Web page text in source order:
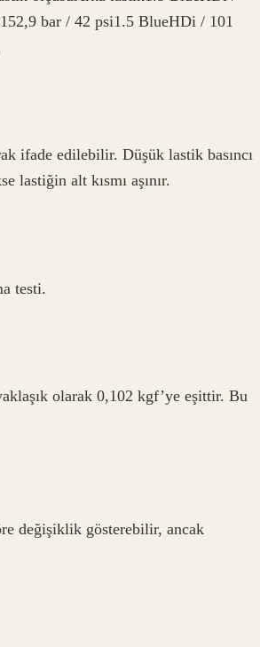
bar / 42 psi1.5 BlueHDi / 101
ifade edilebilir. Düşük lastik basıncı
lastiğin alt kısmı aşınır.
testi.
olarak 0,102 kgf’ye eşittir. Bu
değişiklik gösterebilir, ancak